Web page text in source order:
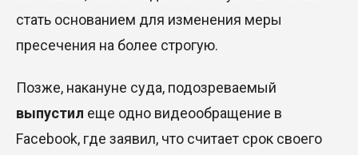
стать основанием для изменения меры
пресечения на более строгую.
Позже, накануне суда, подозреваемый
выпустил еще одно видеообращение в
Facebook, где заявил, что считает срок своего